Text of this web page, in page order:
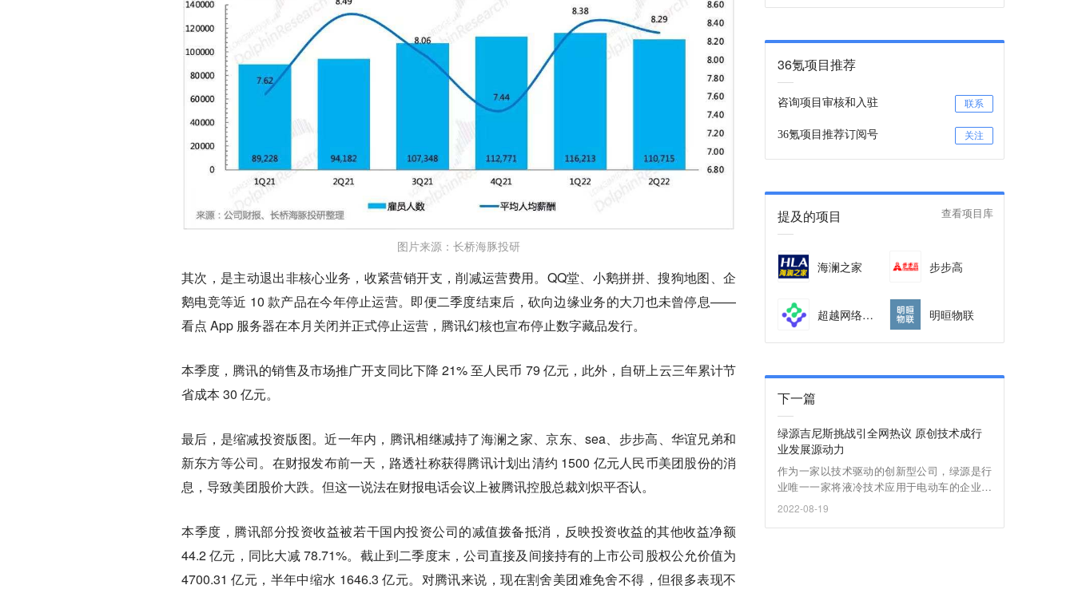
图片来源：长桥海豚投研
其次，是主动退出非核心业务 ，收紧营销开支，削减运营费用。QQ堂、小鹅拼拼、搜狗地图、企
鹅电竞等近 10 款产品在今年停止运营。即便二季度结束后，砍向边缘业务的大刀也未曾停息——
看点 App 服务器在本月关闭并正式停止运营，腾讯幻核也宣布停止数字藏品发行。
本季度，腾讯的销售及市场推广开支同比下降 21% 至人民币 79 亿元，此外，自研上云三年累计节
省成本 30 亿元。
最后，是缩减投资版图。近一年内，腾讯相继减持了海澜之家、京东、sea、步步高、华谊兄弟和
新东方等公司。在财报发布前一天，路透社称获得腾讯计划出清约 1500 亿元人民币美团股份的消
息，导致美团股价大跌。但这一说法在财报电话会议上被腾讯控股总裁刘炽平否认。
本季度，腾讯部分投资收益被若干国内投资公司的减值拨备抵消，反映投资收益的其他收益净额
44.2 亿元，同比大减 78.71%。截止到二季度末，公司直接及间接持有的上市公司股权公允价值为
4700.31 亿元，半年中缩水 1646.3 亿元。对腾讯来说，现在割舍美团难免舍不得，但很多表现不
36氪项目推荐
咨询项目审核和入驻 联系
36氪项目推荐订阅号 关注
提及的项目 查看项目库
海澜之家 步步高
超越网络游戏 明晅物联
下一篇
绿源吉尼斯挑战引全网热议 原创技术成行
业发展源动力
作为一家以技术驱动的创新型公司，绿源是行
业唯一一家将液冷技术应用于电动车的企业。
其独特的液冷降温法，不仅有效解决了困扰行
2022-08-19